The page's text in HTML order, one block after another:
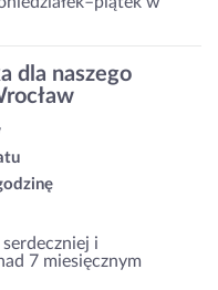
dla naszego
i
7 miesięcznym